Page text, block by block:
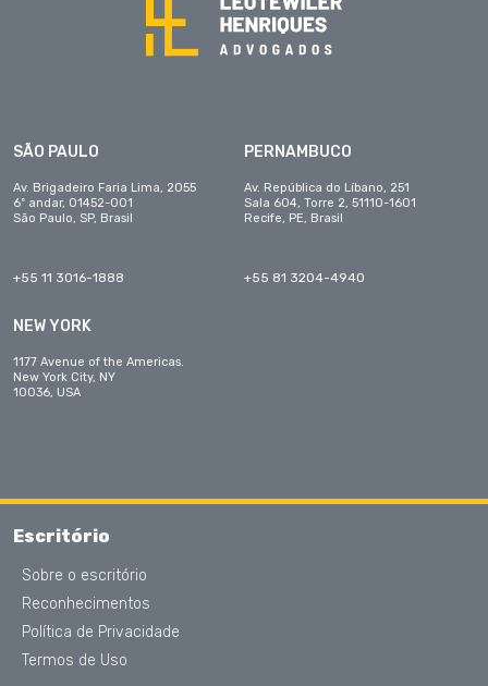
SÃO PAULO
Av. Brigadeiro Faria Lima, 2055
6º andar, 01452-001
São Paulo, SP, Brasil
+55 11 3016-1888
PERNAMBUCO
Av. República do Líbano, 251
Sala 604, Torre 2, 51110-1601
Recife, PE, Brasil
+55 81 3204-4940
NEW YORK
1177 Avenue of the Americas.
New York City, NY
10036, USA
Escritório
Sobre o escritório
Reconhecimentos
Política de Privacidade
Termos de Uso